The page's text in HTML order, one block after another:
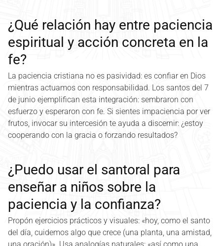
¿Qué relación hay entre paciencia
espiritual y acción concreta en la
fe?
La paciencia cristiana no es pasividad: es confiar en Dios
mientras actuamos con responsabilidad. Los santos del 7
de junio ejemplifican esta integración: sembraron con
esfuerzo y esperaron con fe. Si sientes impaciencia por ver
frutos, invocar su intercesión te ayuda a discernir: ¿estoy
cooperando con la gracia o forzando resultados?
¿Puedo usar el santoral para
enseñar a niños sobre la
paciencia y la confianza?
Propón ejercicios prácticos y visuales: «hoy, como el santo
del día, cuidemos algo que crece (una planta, una amistad,